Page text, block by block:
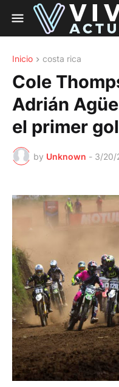
Inicio costa rica
Cole
Adrián
el primer
by Unknown - 3/20/